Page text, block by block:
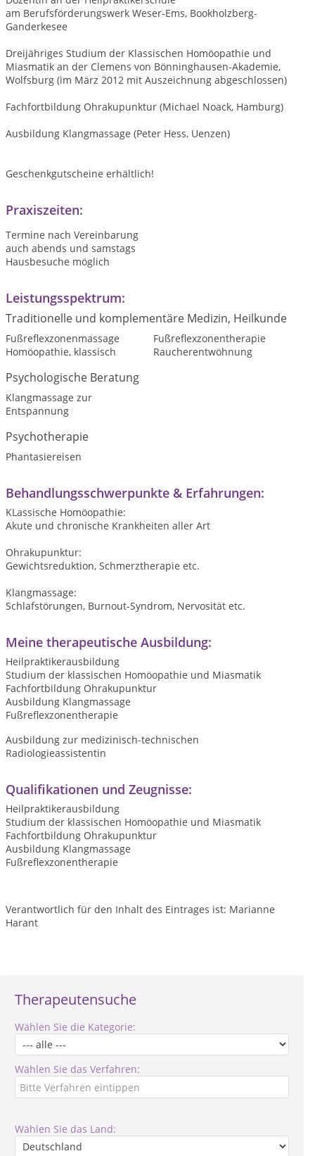
Therapeutensuche
Wählen Sie die Kategorie:
Wählen Sie das Verfahren:
Wählen Sie das Land:
am Berufsförderungswerk Weser-Ems, Bookholzberg-
Ganderkesee
Dreijähriges Studium der Klassischen Homöopathie und
Miasmatik an der Clemens von Bönninghausen-Akademie,
Wolfsburg (im März 2012 mit Auszeichnung abgeschlossen)
Fachfortbildung Ohrakupunktur (Michael Noack, Hamburg)
Ausbildung Klangmassage (Peter Hess, Uenzen)
Geschenkgutscheine erhältlich!
Praxiszeiten:
Termine nach Vereinbarung
auch abends und samstags
Hausbesuche möglich
Leistungsspektrum:
Traditionelle und komplementäre Medizin, Heilkunde
Fußreflexzonenmassage
Fußreflexzonentherapie
Homöopathie, klassisch
Raucherentwöhnung
Psychologische Beratung
Klangmassage zur
Entspannung
Psychotherapie
Phantasiereisen
Behandlungsschwerpunkte & Erfahrungen:
KLassische Homöopathie:
Akute und chronische Krankheiten aller Art
Ohrakupunktur:
Gewichtsreduktion, Schmerztherapie etc.
Klangmassage:
Schlafstörungen, Burnout-Syndrom, Nervosität etc.
Meine therapeutische Ausbildung:
Heilpraktikerausbildung
Studium der klassischen Homöopathie und Miasmatik
Fachfortbildung Ohrakupunktur
Ausbildung Klangmassage
Fußreflexzonentherapie
Ausbildung zur medizinisch-technischen
Radiologieassistentin
Qualifikationen und Zeugnisse:
Heilpraktikerausbildung
Studium der klassischen Homöopathie und Miasmatik
Fachfortbildung Ohrakupunktur
Ausbildung Klangmassage
Fußreflexzonentherapie
Verantwortlich für den Inhalt des Eintrages ist: Marianne
Harant